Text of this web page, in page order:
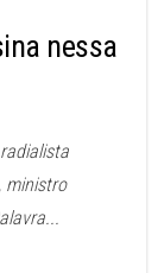
nessa
ministro